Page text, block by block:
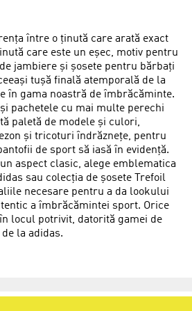
între o ținută care arată exact
care este un eșec, motiv pentru
jambiere și șosete pentru bărbați
tușă finală atemporală de la
în gama noastră de îmbrăcăminte.
pachetele cu mai multe perechi
paletă de modele și culori,
și tricoturi îndrăznețe, pentru
de sport să iasă în evidență.
aspect clasic, alege emblematica
sau colecția de șosete Trefoil
necesare pentru a da lookului
a îmbrăcămintei sport. Orice
locul potrivit, datorită gamei de
la adidas.